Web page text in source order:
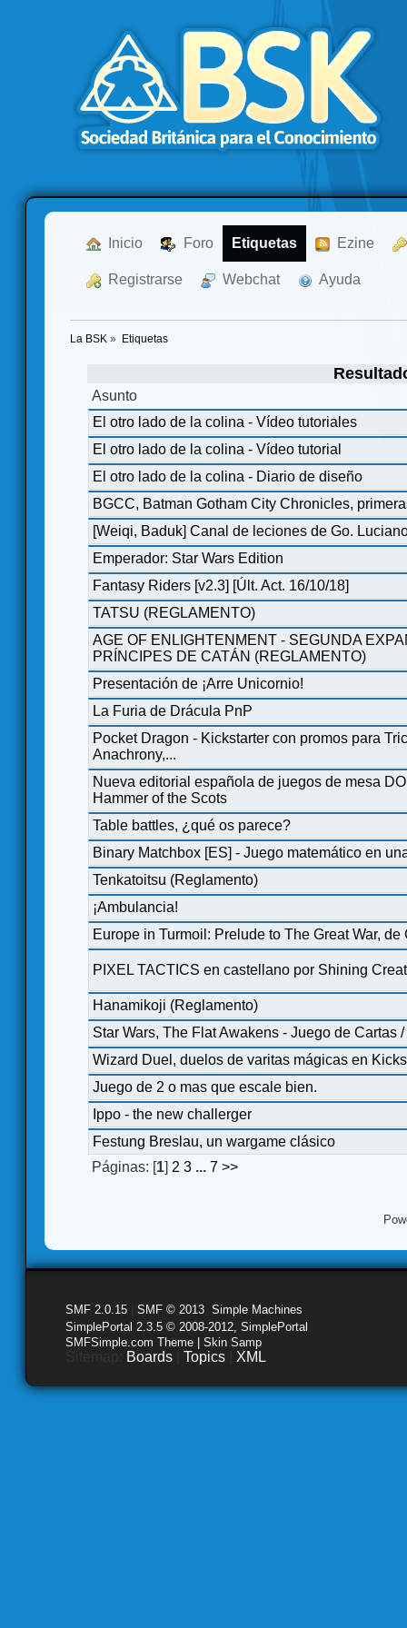
Inicio Foro Etiquetas Ezine
Registrarse Webchat Ayuda
La BSK » Etiquetas
Asunto
El otro lado de la colina - Vídeo tutoriales
El otro lado de la colina - Vídeo tutorial
El otro lado de la colina - Diario de diseño
BGCC, Batman Gotham City Chronicles,
[Weiqi, Baduk] Canal de leciones de Go.
Emperador: Star Wars Edition
Fantasy Riders [v2.3] [Últ. Act. 16/10/18]
TATSU (REGLAMENTO)
AGE OF ENLIGHTENMENT - SEGUNDA
PRÍNCIPES DE CATÁN (REGLAMENTO)
Presentación de ¡Arre Unicornio!
La Furia de Drácula PnP
Pocket Dragon - Kickstarter con promos para
Anachrony,...
Nueva editorial española de juegos de mesa
Hammer of the Scots
Table battles, ¿qué os parece?
Binary Matchbox [ES] - Juego matemático en
Tenkatoitsu (Reglamento)
¡Ambulancia!
Europe in Turmoil: Prelude to The Great War, de
PIXEL TACTICS en castellano por Shining
Hanamikoji (Reglamento)
Star Wars, The Flat Awakens - Juego de Cartas
Wizard Duel, duelos de varitas mágicas en
Juego de 2 o mas que escale bien.
Ippo - the new challerger
Festung Breslau, un wargame clásico
Páginas: [1] 2 3 ... 7 >>
SMF 2.0.15 SMF © 2013 Simple Machines
SimplePortal 2.3.5 © 2008-2012, SimplePortal
SMFSimple.com Theme | Skin Samp
Boards Topics XML